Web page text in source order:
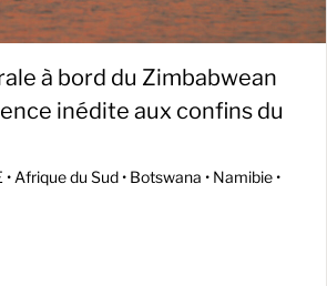
à bord du Zimbabwean
inédite aux confins du
Afrique du Sud • Botswana • Namibie •